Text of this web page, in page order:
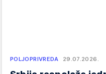
POLJOPRIVREDA 29.07.2026.